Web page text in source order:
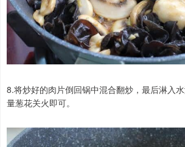
8.将炒好的肉片倒回锅中混合翻炒，最后淋入
量葱花关火即可。